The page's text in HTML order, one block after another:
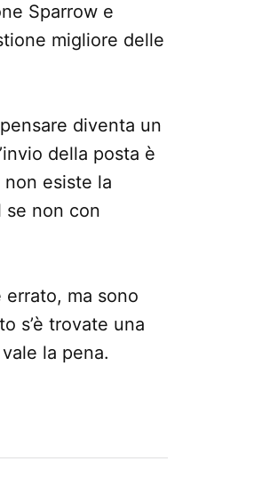
Sparrow e
migliore delle
diventa un
della posta è
non esiste la
se non con
ma sono
s’è trovate una
la pena.